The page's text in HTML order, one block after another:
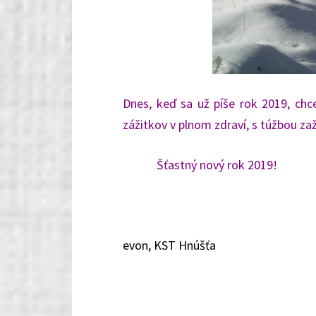
Dnes, keď sa už píše rok 2019,
zážitkov v plnom zdraví, s túžbou
Šťastný nový rok 2019!
evon, KST Hnúšťa